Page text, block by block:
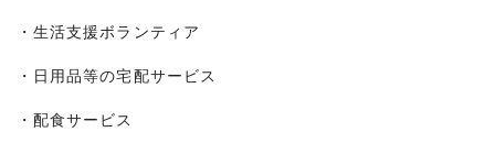
・生活支援ボランティア
・日用品等の宅配サービス
・配食サービス